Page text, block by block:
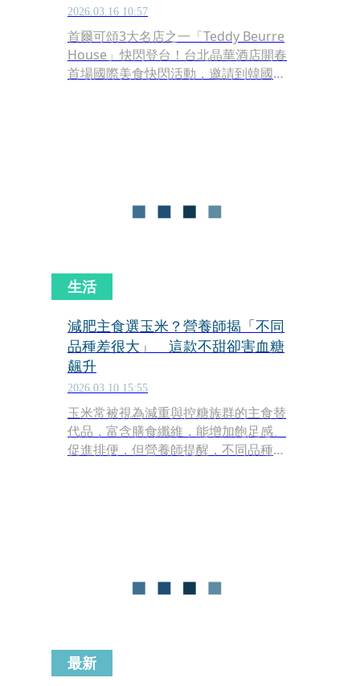
2026.03.16 10:57
首爾可頌3大名店之一「Teddy Beurre
House」快閃登台！台北晶華酒店開春
首場國際美食快閃活動，邀請到韓國人
生活
減肥主食選玉米？營養師揭「不同
品種差很大」 這款不甜卻害血糖
飆升
2026.03.10 15:55
玉米常被視為減重與控糖族群的主食替
代品，富含膳食纖維，能增加飽足感、
促進排便，但營養師提醒，不同品種玉
最新